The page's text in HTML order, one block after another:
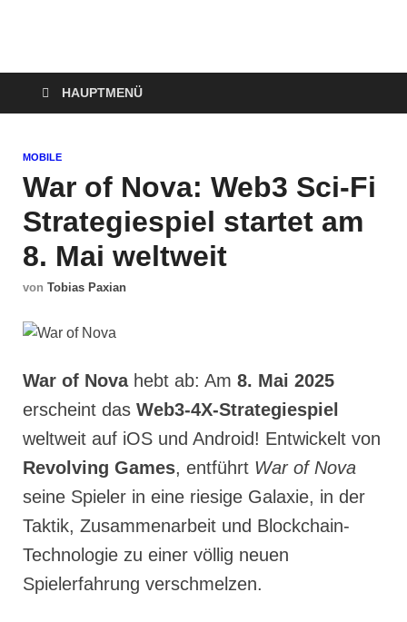
Technoloki: Gaming
und Entertainment
News
Blockbuster, Indie-Perlen und Retro-Klassiker.
HAUPTMENÜ
MOBILE
War of Nova: Web3 Sci-Fi
Strategiespiel startet am
8. Mai weltweit
von Tobias Paxian
War of Novahebt ab: Am 8. Mai 2025
erscheint das Web3-4X-Strategiespiel
weltweit auf iOS und Android! Entwickelt von
Revolving Games, entführt War of Nova
seine Spieler in eine riesige Galaxie, in der
Taktik, Zusammenarbeit und Blockchain-
Technologie zu einer völlig neuen
Spielerfahrung verschmelzen.